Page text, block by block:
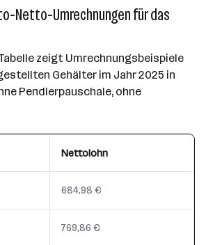
Netto-Umrechnungen für das
zeigt Umrechnungsbeispiele
Gehälter im Jahr 2025 in
Pendlerpauschale, ohne
Nettolohn
684,98 €
769,86 €